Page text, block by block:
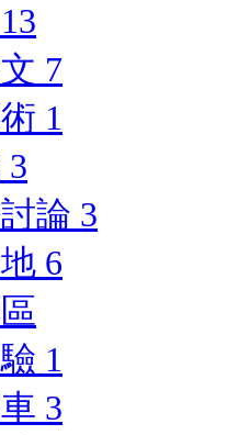
13
7
1
3
論 3
6
1
3